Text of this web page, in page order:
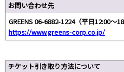
お問い合わせ先
GREENS 06-6882-1224（平日12:00～
https://www.greens-corp.co.jp/
チケット引き取り方法について